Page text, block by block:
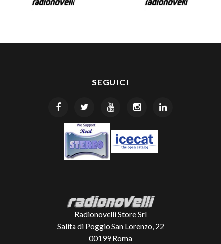
SEGUICI
Radionovelli Store Srl
Salita di Poggio San Lorenzo, 22
00199 Roma